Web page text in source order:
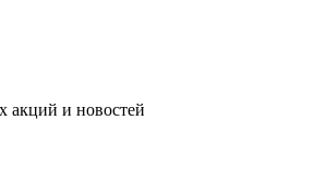
акций и новостей